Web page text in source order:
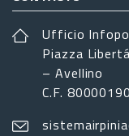
Ufficio
Piazza
– Avellino
C.F.